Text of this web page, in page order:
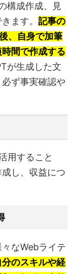
構成作成、見
ます。 記事の
、自身で加筆
間で作成する
が生成した文
ず事実確認や
用すること
し、収益につ
なWebライテ
分のスキルや経